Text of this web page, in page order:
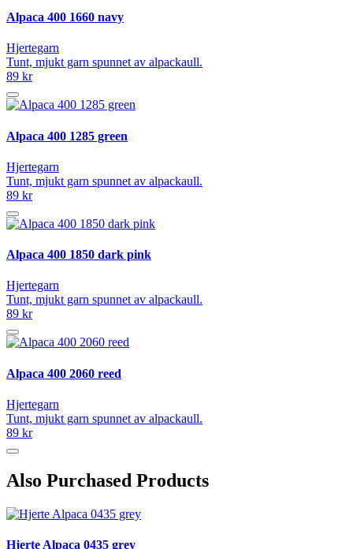
Alpaca 400 1660 navy
Hjertegarn
Tunt, mjukt garn spunnet av alpackaull.
89 kr
Alpaca 400 1285 green
Hjertegarn
Tunt, mjukt garn spunnet av alpackaull.
89 kr
Alpaca 400 1850 dark pink
Hjertegarn
Tunt, mjukt garn spunnet av alpackaull.
89 kr
Alpaca 400 2060 reed
Hjertegarn
Tunt, mjukt garn spunnet av alpackaull.
89 kr
Also Purchased Products
Hjerte Alpaca 0435 grey